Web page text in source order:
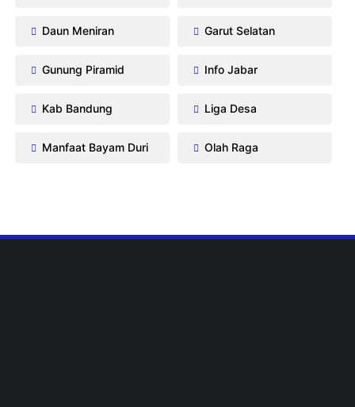
Daun Meniran Garut Selatan
Gunung Piramid Info Jabar
Kab Bandung Liga Desa
Manfaat Bayam Duri Olah Raga